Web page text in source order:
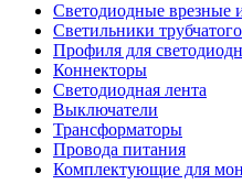
Светодиодные врезные
Светильники
Профиля для
Коннекторы
Светодиодная лента
Выключатели
Трансформаторы
Провода питания
Комплектующие для